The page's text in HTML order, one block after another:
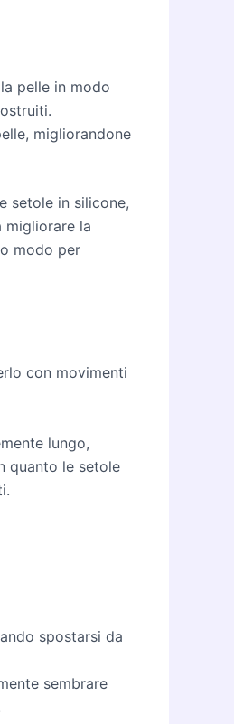
pelle in modo
migliorandone
setole in silicone,
migliorare la
modo per
con movimenti
lungo,
quanto le setole
spostarsi da
sembrare